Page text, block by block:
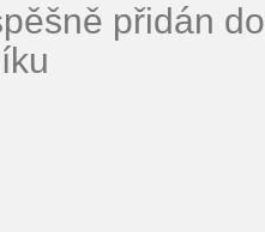
přidán do